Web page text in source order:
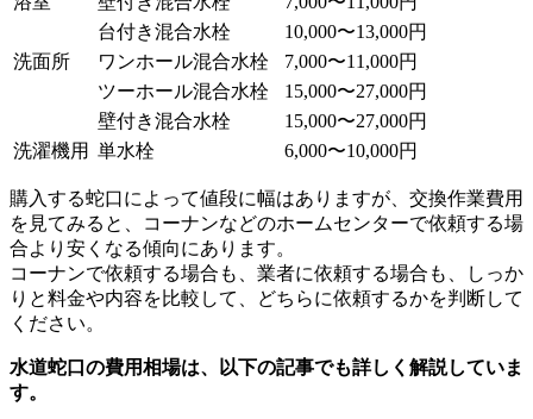
台付き混合水栓
10,000〜13,000円
洗面所
ワンホール混合水栓
7,000〜11,000円
ツーホール混合水栓
15,000〜27,000円
壁付き混合水栓
15,000〜27,000円
洗濯機用 単水栓 6,000〜10,000円
購入する蛇口によって値段に幅はありますが、交換作業費用
を見てみると、コーナンなどのホームセンターで依頼する場
合より安くなる傾向にあります。
コーナンで依頼する場合も、業者に依頼する場合も、しっか
りと料金や内容を比較して、どちらに依頼するかを判断して
ください。
水道蛇口の費用相場は、以下の記事でも詳しく解説していま
す。